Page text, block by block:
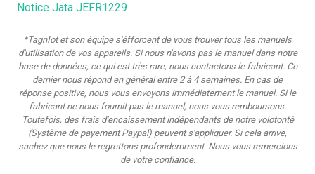
Notice Jata JEFR1229
*TagnIot et son équipe s'éfforcent de vous trouver tous les manuels
d'utilisation de vos appareils. Si nous n'avons pas le manuel dans notre
base de données, ce qui est très rare, nous contactons le fabricant. Ce
dernier nous répond en général entre 2 à 4 semaines. En cas de
réponse positive, nous vous envoyons immédiatement le manuel. Si le
fabricant ne nous fournit pas le manuel, nous vous remboursons.
Toutefois, des frais d'encaissement indépendants de notre volotonté
(Système de payement Paypal) peuvent s'appliquer. Si cela arrive,
sachez que nous le regrettons profondemment. Nous vous remercions
de votre confiance.